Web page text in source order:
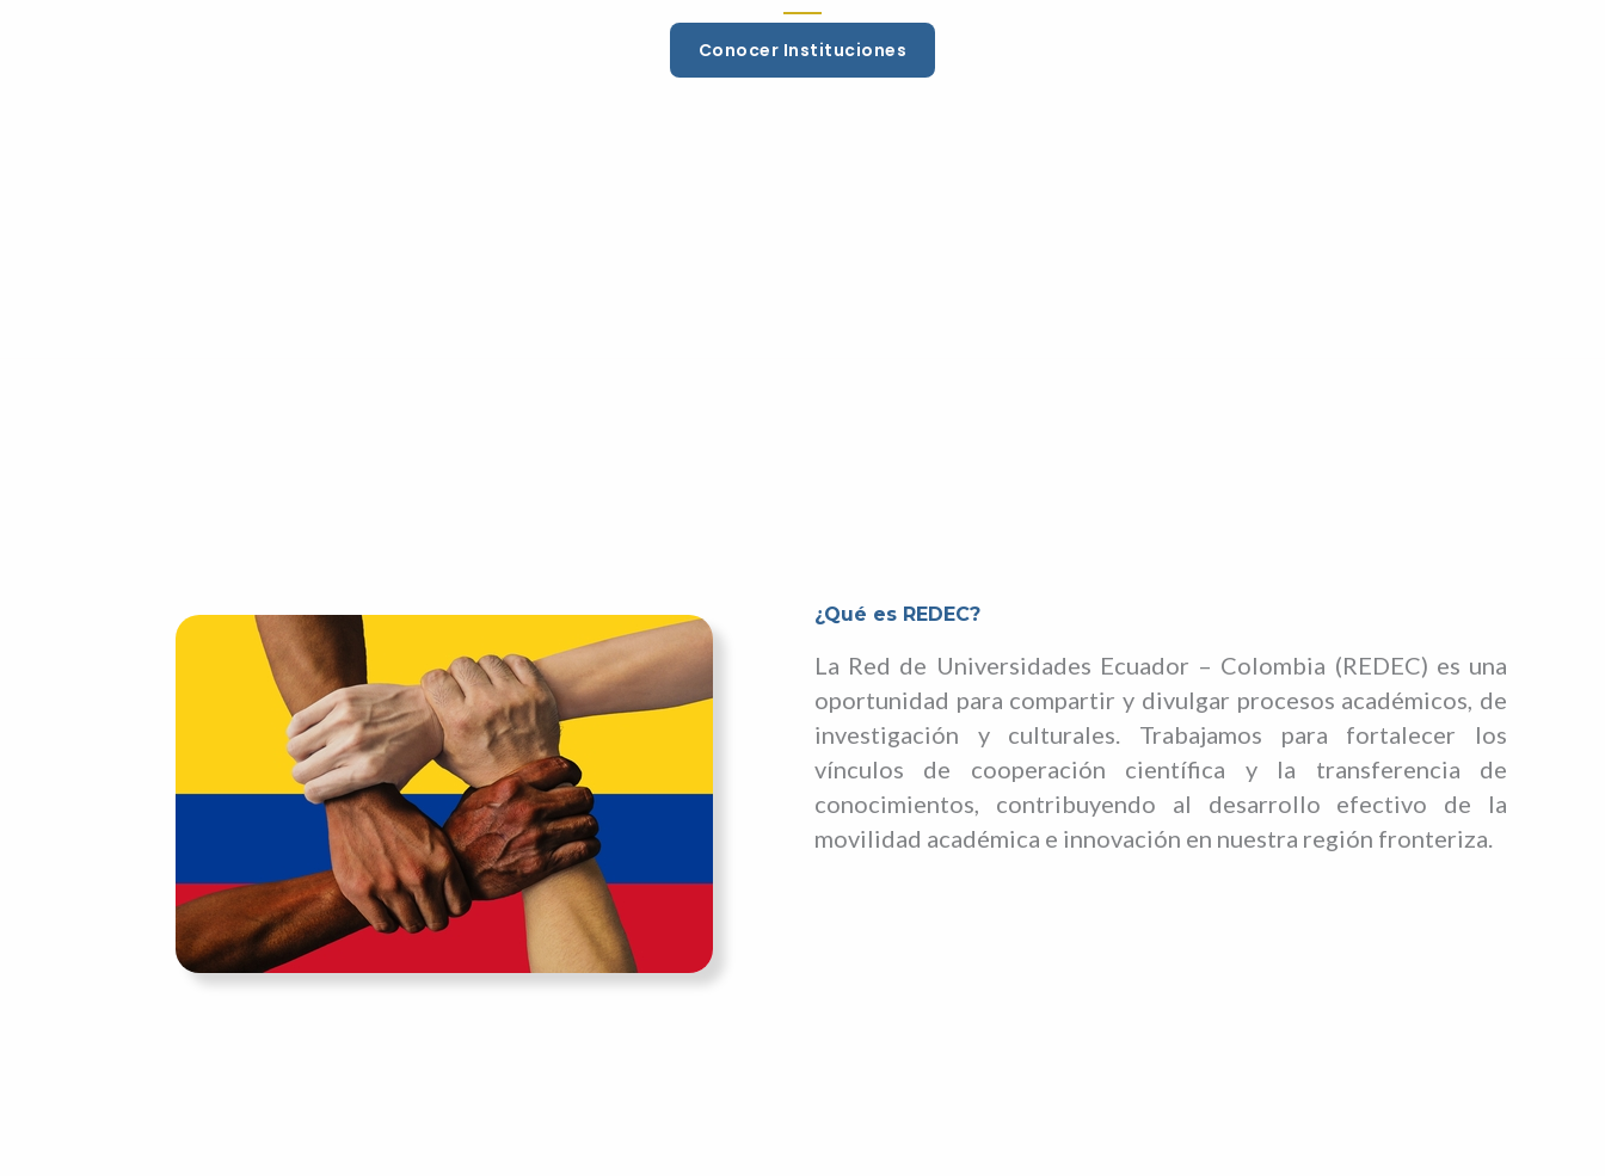
Conocer Instituciones
¿Qué es REDEC?
La Red de Universidades Ecuador – Colombia (REDEC) es una
oportunidad para compartir y divulgar procesos académicos, de
investigación y culturales. Trabajamos para fortalecer los
vínculos de cooperación científica y la transferencia de
conocimientos, contribuyendo al desarrollo efectivo de la
movilidad académica e innovación en nuestra región fronteriza.